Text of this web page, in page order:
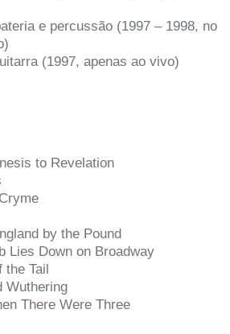
e percussão (1997 – 1998, no
(1997, apenas ao vivo)
to Revelation
by the Pound
Lies Down on Broadway
Tail
Wuthering
There Were Three